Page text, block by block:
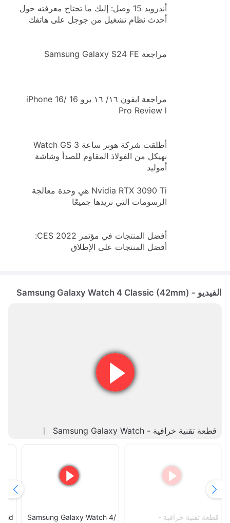
أندرويد 15 وصل: إليك ما تحتاج معرفته حول
أحدث نظام تشغيل من جوجل على هاتفك
مراجعة Samsung Galaxy S24 FE
مراجعة ايفون ١٦/ ١٦ برو iPhone 16/ 16
Pro Review l
أطلقت شركة هونر ساعة Watch GS 3
بهيكل من الفولاذ المقاوم للصدأ وشاشة
أموليد
Nvidia RTX 3090 Ti هي وحدة معالجة
الرسومات التي نريدها جميعًا
أفضل المنتجات في مؤتمر CES 2022:
أفضل المنتجات على الإطلاق
الفيديو - Samsung Galaxy Watch 4 Classic (42mm)
قطعة تقنية خرافية - Samsung Galaxy Watch
قطعة تقنية خرافية -
Samsung Galaxy Watch 4/